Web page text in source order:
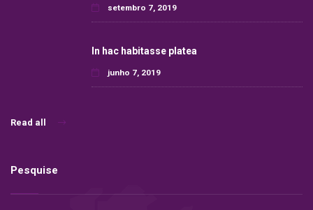
setembro 7, 2019
In hac habitasse platea
junho 7, 2019
Read all
Pesquise